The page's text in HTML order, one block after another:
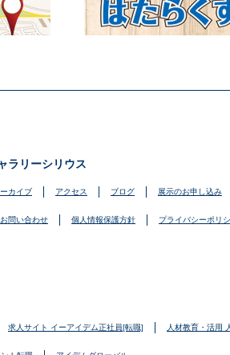
ラリーシリウス
カイブ アクセス ブログ 展示のお申し込み
お問い合わせ 個人情報保護方針 プライバシーポリ
求人サイト イーアイデム正社員[転職] 人材教育・活用